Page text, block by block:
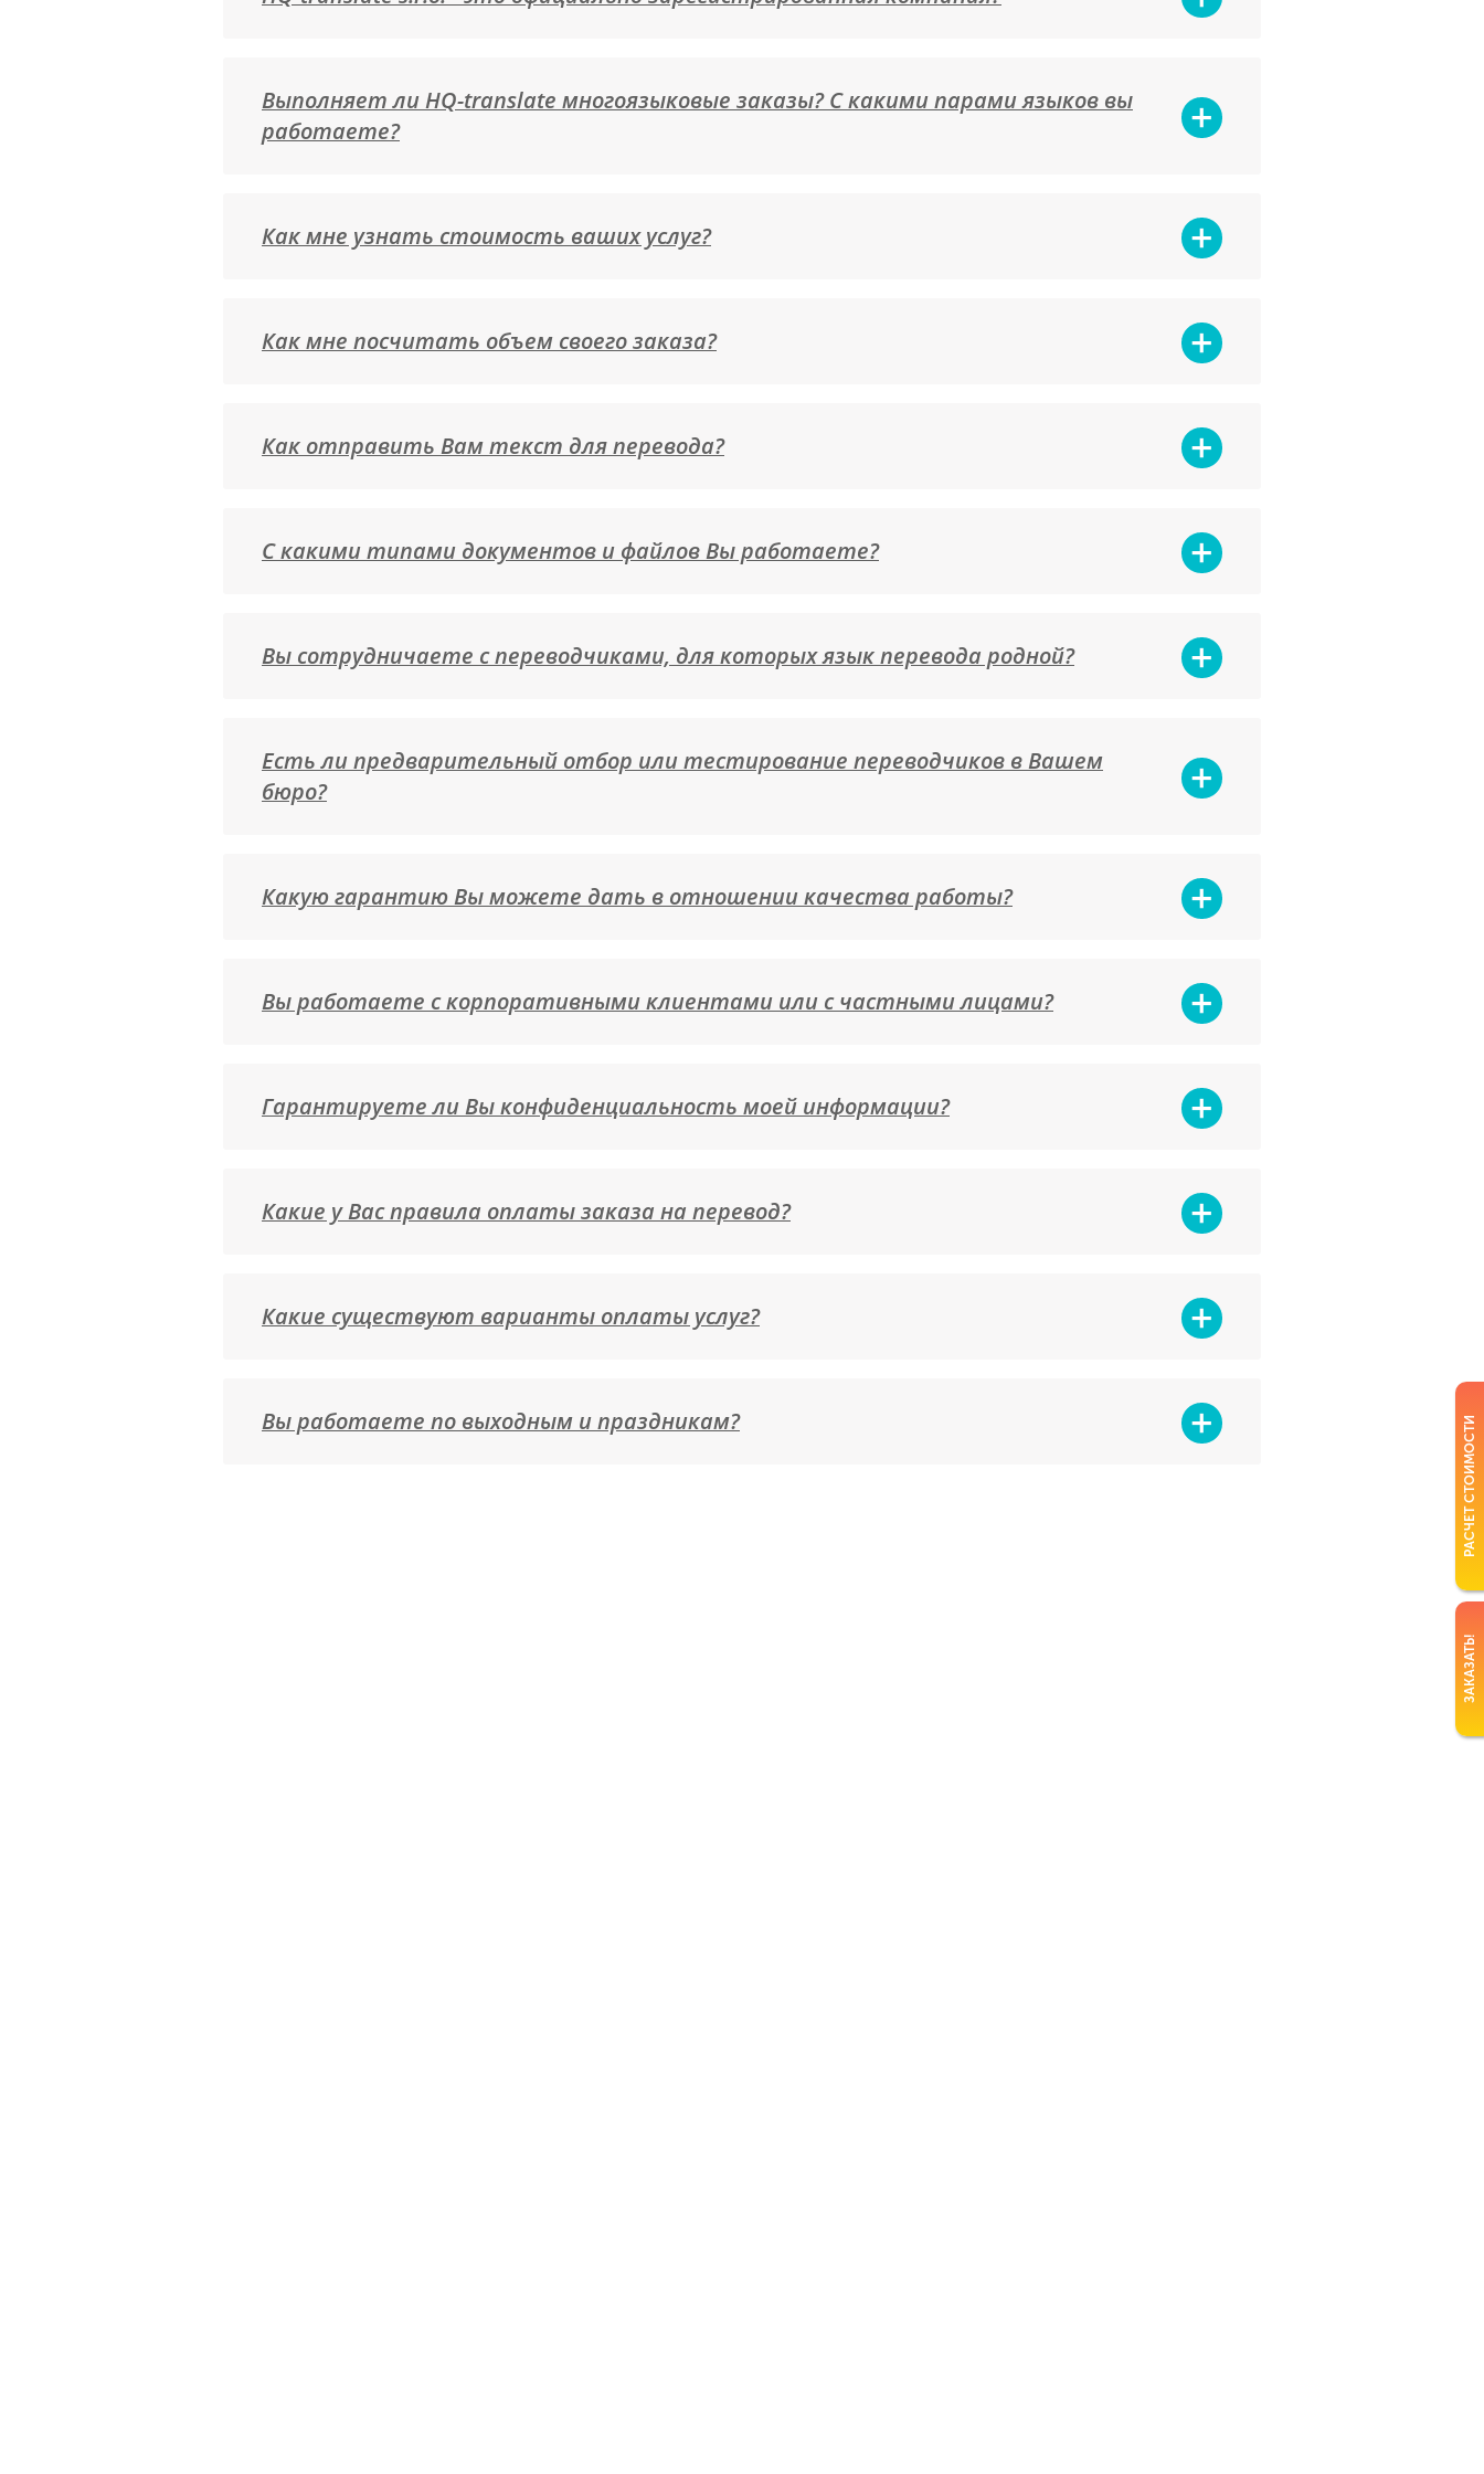
Выполняет ли HQ-translate многоязыковые заказы? С какими парами языков вы
работаете?
Как мне узнать стоимость ваших услуг?
Как мне посчитать объем своего заказа?
Как отправить Вам текст для перевода?
С какими типами документов и файлов Вы работаете?
Вы сотрудничаете с переводчиками, для которых язык перевода родной?
Есть ли предварительный отбор или тестирование переводчиков в Вашем
бюро?
Какую гарантию Вы можете дать в отношении качества работы?
Вы работаете с корпоративными клиентами или с частными лицами?
Гарантируете ли Вы конфиденциальность моей информации?
Какие у Вас правила оплаты заказа на перевод?
Какие существуют варианты оплаты услуг?
Вы работаете по выходным и праздникам? РАСЧЕТ СТОИМОСТИ
ЗАКАЗАТЬ!